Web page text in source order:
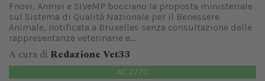
Fnovi, Anmvi e SIVeMP bocciano la proposta ministeriale
sul Sistema di Qualità Nazionale per il Benessere
Animale, notificata a Bruxelles senza consultazione delle
rappresentanze veterinarie e...
A cura di Redazione Vet33
AC 2770